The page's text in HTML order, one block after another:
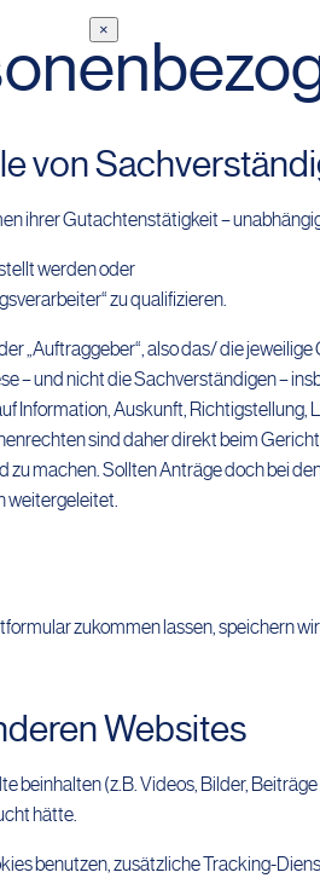
×
von
ihrer Gutachtenstätigkeit –
werden oder
zu qualifizieren.
„Auftraggeber“, also das/ die
– und nicht die Sachverständigen –
Information, Auskunft,
sind daher direkt beim
machen. Sollten Anträge doch bei
weitergeleitet.
zukommen lassen, speichern
Websites
beinhalten (z.B. Videos, Bilder,
hätte.
benutzen, zusätzliche Tracking-